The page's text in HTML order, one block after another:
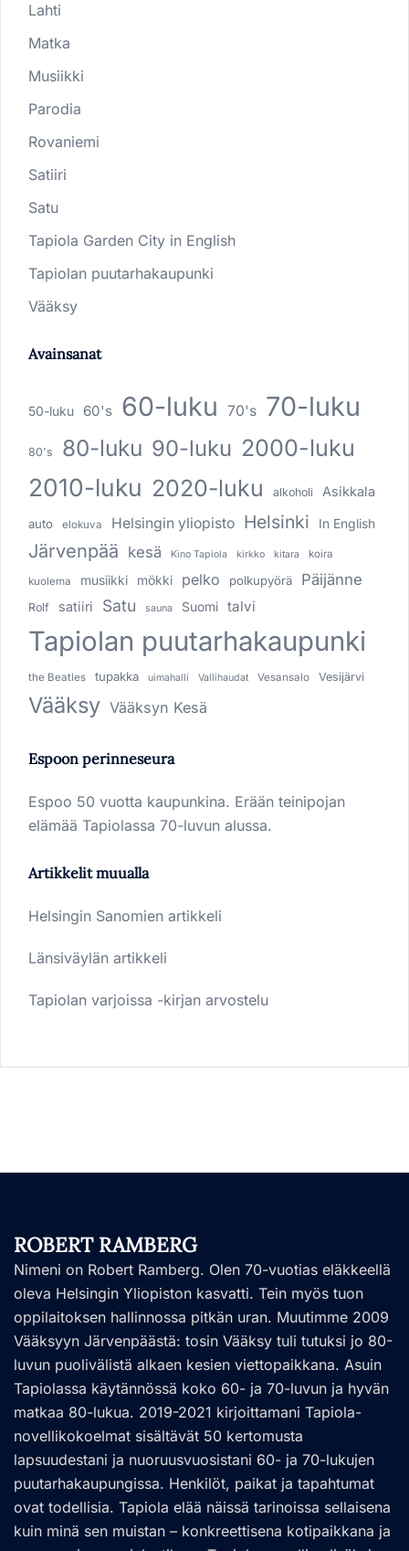
Lahti
Matka
Musiikki
Parodia
Rovaniemi
Satiiri
Satu
Tapiola Garden City in English
Tapiolan puutarhakaupunki
Vääksy
Avainsanat
50-luku 60's 60-luku 70's 70-luku
80's 80-luku 90-luku 2000-luku
2010-luku 2020-luku alkoholi Asikkala
auto elokuva Helsingin yliopisto Helsinki In English
Järvenpää kesä Kino Tapiola kirkko kitara koira
kuolema musiikki mökki pelko polkupyörä Päijänne
Rolf satiiri Satu sauna Suomi talvi
Tapiolan puutarhakaupunki
the Beatles tupakka uimahalli Vallihaudat Vesansalo Vesijärvi
Vääksy Vääksyn Kesä
Espoon perinneseura
Espoo 50 vuotta kaupunkina. Erään teinipojan
elämää Tapiolassa 70-luvun alussa.
Artikkelit muualla
Helsingin Sanomien artikkeli
Länsiväylän artikkeli
Tapiolan varjoissa -kirjan arvostelu
ROBERT RAMBERG
Nimeni on Robert Ramberg. Olen 70-vuotias eläkkeellä
oleva Helsingin Yliopiston kasvatti. Tein myös tuon
oppilaitoksen hallinnossa pitkän uran. Muutimme 2009
Vääksyyn Järvenpäästä: tosin Vääksy tuli tutuksi jo 80-
luvun puolivälistä alkaen kesien viettopaikkana. Asuin
Tapiolassa käytännössä koko 60- ja 70-luvun ja hyvän
matkaa 80-lukua. 2019-2021 kirjoittamani Tapiola-
novellikokoelmat sisältävät 50 kertomusta
lapsuudestani ja nuoruusvuosistani 60- ja 70-lukujen
puutarhakaupungissa. Henkilöt, paikat ja tapahtumat
ovat todellisia. Tapiola elää näissä tarinoissa sellaisena
kuin minä sen muistan – konkreettisena kotipaikkana ja